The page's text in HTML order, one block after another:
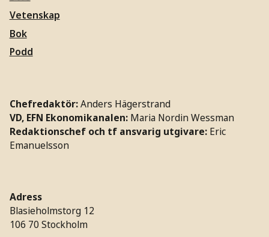
Vetenskap
Bok
Podd
Chefredaktör:Anders Hägerstrand
VD, EFN Ekonomikanalen: Maria Nordin Wessman
Redaktionschef och tf ansvarig utgivare: Eric
Emanuelsson
Adress
Blasieholmstorg 12
106 70 Stockholm